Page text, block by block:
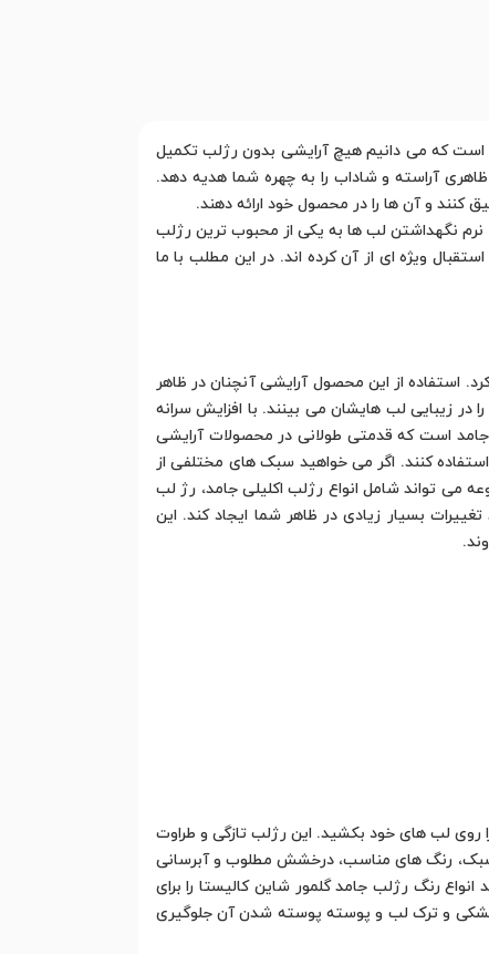
است که می دانیم هیچ آرایشی بدون رژلب تکمیل
آراسته و شاداب را به چهره شما هدیه دهد.
کنند و آن ها را در محصول خود ارائه دهند.
نرم نگهداشتن لب ها به یکی از محبوب ترین رژلب
ویژه ای از آن کرده اند. در این مطلب با ما
استفاده از این محصول آرایشی آنچنان در ظاهر
در زیبایی لب هایشان می بینند. با افزایش سرانه
است که قدمتی طولانی در محصولات آرایشی
کنند. اگر می خواهید سبک های مختلفی از
می تواند شامل انواع رژلب اکلیلی جامد، رژ لب
می تواند تغییرات بسیار زیادی در ظاهر شما ایجاد کند. این
روی لب های خود بکشید. این رژلب تازگی و طراوت
سبک، رنگ های مناسب، درخشش مطلوب و آبرسانی
رنگ رژلب جامد گلمور شاین کالیستا را برای
خشکی و ترک لب و پوسته پوسته شدن آن جلوگیری